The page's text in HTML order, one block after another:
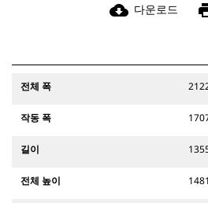
cloud_download 다운로드
전체 폭
작동 폭
길이
전체 높이